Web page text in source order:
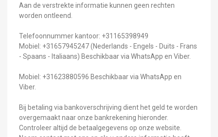
Aan de verstrekte informatie kunnen geen rechten
worden ontleend.
Telefoonnummer kantoor: +31165398949
Mobiel: +31657945247 (Nederlands - Engels - Duits - Frans
- Spaans - Italiaans) Beschikbaar via WhatsApp en Viber.
Mobiel: +31623880596 Beschikbaar via WhatsApp en
Viber.
Bij betaling via bankoverschrijving dient het geld te worden
overgemaakt naar onze bankrekening hieronder.
Controleer altijd de betaalgegevens op onze website.